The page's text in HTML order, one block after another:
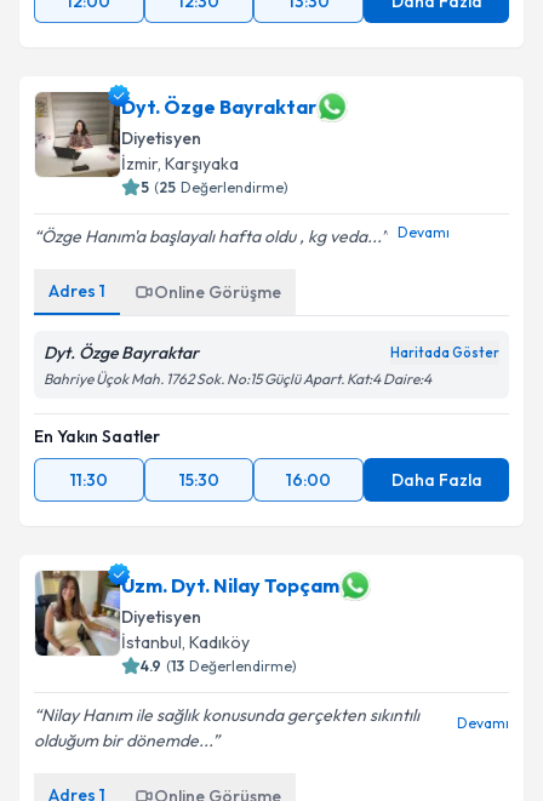
Dyt. Özge Bayraktar
Diyetisyen
İzmir, Karşıyaka
5 (25 Değerlendirme)
Özge Hanım'a başlayalı hafta oldu , kg veda... Devamı
Adres 1 Online Görüşme
Dyt. Özge Bayraktar Haritada Göster
Bahriye Üçok Mah. 1762 Sok. No:15 Güçlü Apart. Kat:4 Daire:4
En Yakın Saatler
11:30
15:30 16:00 Daha Fazla
Uzm. Dyt. Nilay Topçam
Diyetisyen
İstanbul, Kadıköy
4.9 (13 Değerlendirme)
Nilay Hanım ile sağlık konusunda gerçekten sıkıntılı
olduğum bir dönemde...
Devamı
Adres 1 Online Görüşme